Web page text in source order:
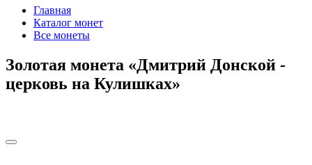
Главная
Каталог монет
Все монеты
Золотая монета «Дмитрий Донской -
церковь на Кулишках»